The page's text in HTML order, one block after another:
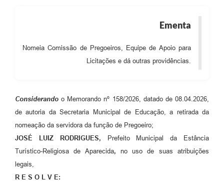
Projetos
Participe mais
Contas Públicas
Ementa
Nomeia Comissão de Pregoeiros, Equipe de Apoio para
Licitações e dá outras providências.
Considerando o Memorando nº 158/2026, datado de 08.04.2026,
de autoria da Secretaria Municipal de Educação, a retirada da
nomeação da servidora da função de Pregoeiro;
JOSÉ LUIZ RODRIGUES,
Prefeito Municipal da Estância
Turístico-Religiosa de Aparecida, no uso de suas atribuições
legais,
R E S O L V E: